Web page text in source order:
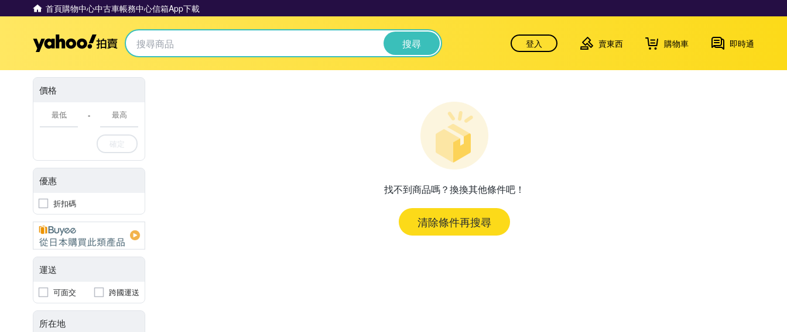
首頁購物中心中古車帳務中心信箱App下載
Yahoo拍賣 搜尋 登入 賣東西 購物車 即時通
價格
-
確定
優惠
折扣碼
運送
可面交 跨國運送
所在地
找不到商品嗎？換換其他條件吧！
清除條件再搜尋